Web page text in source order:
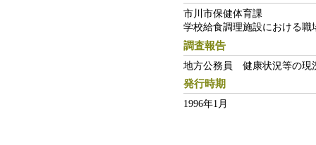
市川市保健体育課
学校給食調理施設における職
調査報告
地方公務員 健康状況等の現
発行時期
1996年1月